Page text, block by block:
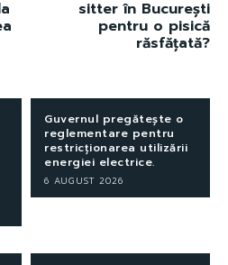
sitter în București
pentru o pisică
răsfățată?
Guvernul pregătește o
reglementare pentru
restricționarea utilizării
energiei electrice.
6 AUGUST 2026